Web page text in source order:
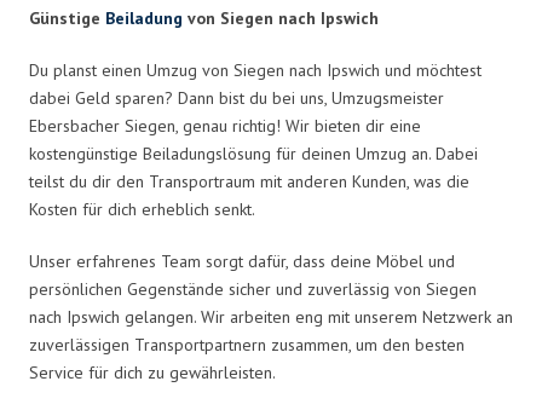
Günstige Beiladung von Siegen nach Ipswich
Du planst einen Umzug von Siegen nach Ipswich und möchtest
dabei Geld sparen? Dann bist du bei uns, Umzugsmeister
Ebersbacher Siegen, genau richtig! Wir bieten dir eine
kostengünstige Beiladungslösung für deinen Umzug an. Dabei
teilst du dir den Transportraum mit anderen Kunden, was die
Kosten für dich erheblich senkt.
Unser erfahrenes Team sorgt dafür, dass deine Möbel und
persönlichen Gegenstände sicher und zuverlässig von Siegen
nach Ipswich gelangen. Wir arbeiten eng mit unserem Netzwerk an
zuverlässigen Transportpartnern zusammen, um den besten
Service für dich zu gewährleisten.